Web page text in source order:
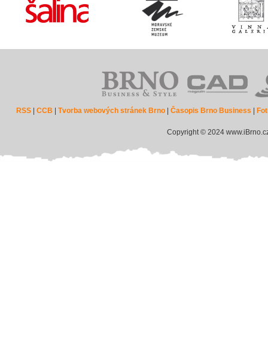
RSS |CCB |Tvorba webových stránek Brno |Časopis Brno Business
Copyright © 2024